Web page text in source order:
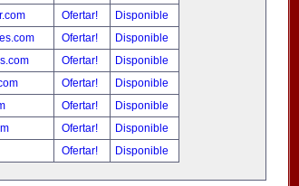
Ofertar!
Disponible
Ofertar!
Disponible
Ofertar!
Disponible
Ofertar!
Disponible
Ofertar!
Disponible
Ofertar!
Disponible
Ofertar! Disponible